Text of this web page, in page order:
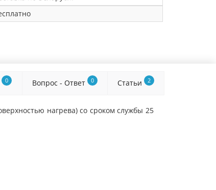
0 Вопрос - Ответ 0 Статьи 2
нагрева) со сроком службы 25